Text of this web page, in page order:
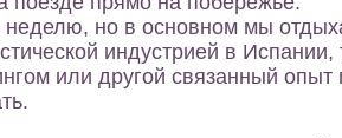
но в основном мы
индустрией в
или другой связанный опыт